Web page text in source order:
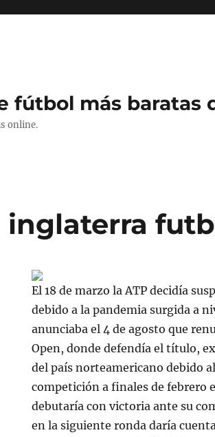
fútbol más baratas
online.
inglaterra
El 18 de marzo la ATP decidía
debido a la pandemia surgida a
anunciaba el 4 de agosto que
Open, donde defendía el título,
del país norteamericano debido
competición a finales de febrero
debutaría con victoria ante su
en la siguiente ronda daría